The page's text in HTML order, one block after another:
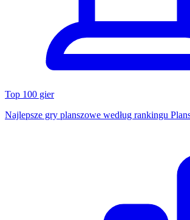
Top 100 gier
Najlepsze gry planszowe według rankingu